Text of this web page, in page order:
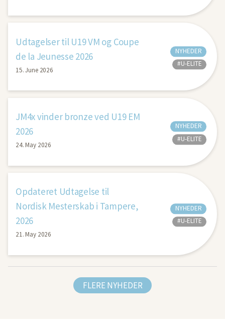
Udtagelser til U19 VM og Coupe
de la Jeunesse 2026
15. June 2026
NYHEDER
#U-ELITE
JM4x vinder bronze ved U19 EM
2026
24. May 2026
NYHEDER
#U-ELITE
Opdateret Udtagelse til
Nordisk Mesterskab i Tampere,
2026
21. May 2026
NYHEDER
#U-ELITE
FLERE NYHEDER